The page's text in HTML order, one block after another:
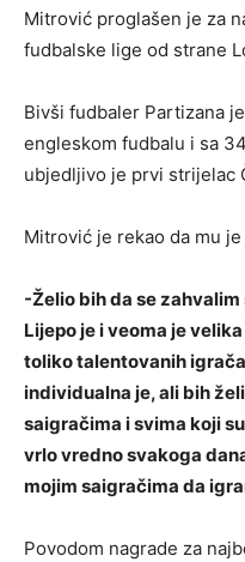
Mitrović proglašen je za
fudbalske lige od strane
Bivši fudbaler Partizana
engleskom fudbalu i sa
ubjedljivo je prvi strijelac
Mitrović je rekao da mu
-Želio bih da se
Lijepo je i veoma je
toliko talentovanih
individualna je, ali bih
saigračima i svima koji
vrlo vredno svakoga
mojim saigračima da
Povodom nagrade za